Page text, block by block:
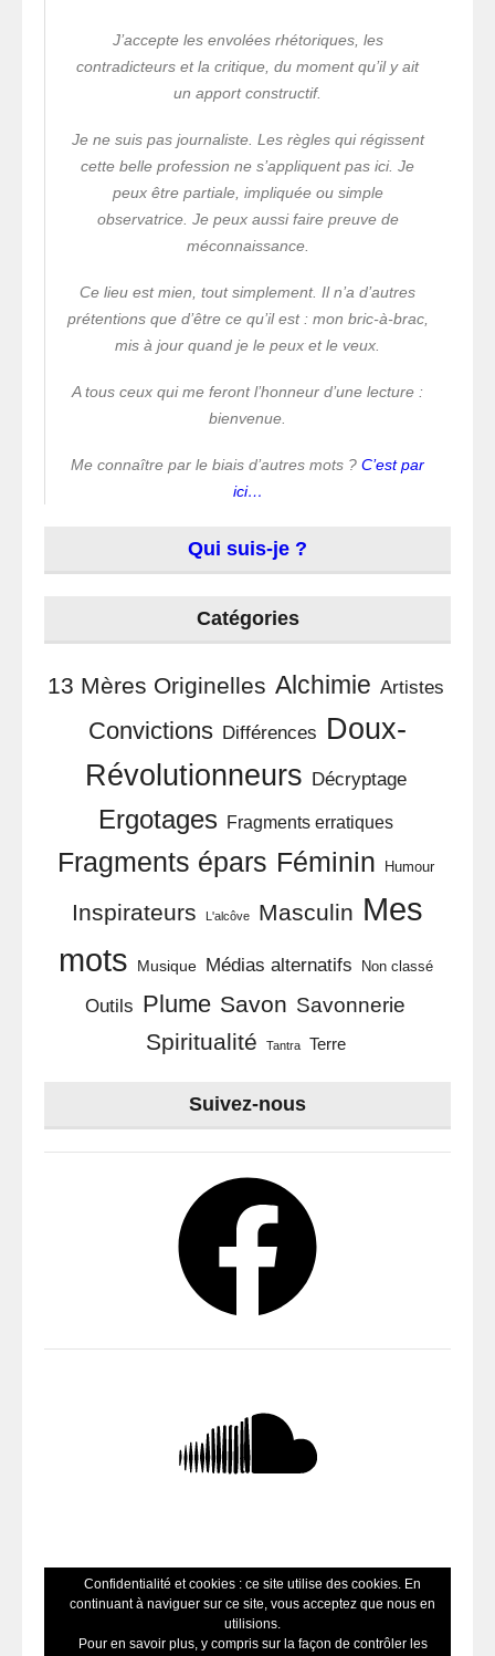
J’accepte les envolées rhétoriques, les
contradicteurs et la critique, du moment qu’il y ait
un apport constructif.
Je ne suis pas journaliste. Les règles qui régissent
cette belle profession ne s’appliquent pas ici. Je
peux être partiale, impliquée ou simple
observatrice. Je peux aussi faire preuve de
méconnaissance.
Ce lieu est mien, tout simplement. Il n’a d’autres
prétentions que d’être ce qu’il est : mon bric-à-brac,
mis à jour quand je le peux et le veux.
A tous ceux qui me feront l’honneur d’une lecture :
bienvenue.
Me connaître par le biais d’autres mots ? C’est par
ici…
Qui suis-je ?
Catégories
13 Mères Originelles Alchimie Artistes
Convictions Différences Doux-
Révolutionneurs Décryptage
Ergotages Fragments erratiques
Fragments épars Féminin Humour
Inspirateurs L'alcôve Masculin Mes
mots
Musique Médias alternatifs Non classé
Outils Plume Savon Savonnerie
Spiritualité Tantra Terre
Suivez-nous
Confidentialité et cookies : ce site utilise des cookies. En
continuant à naviguer sur ce site, vous acceptez que nous en
utilisions.
Pour en savoir plus, y compris sur la façon de contrôler les